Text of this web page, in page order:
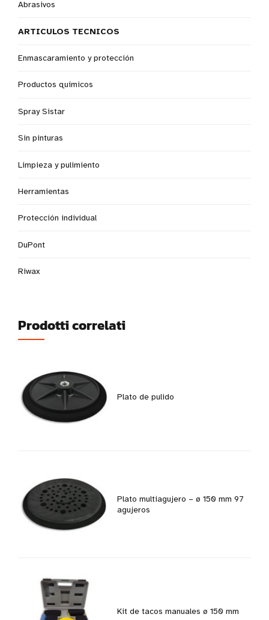
Abrasivos
ARTICULOS TECNICOS
Enmascaramiento y protección
Productos químicos
Spray Sistar
Sin pinturas
Limpieza y pulimiento
Herramientas
Protección individual
DuPont
Riwax
Prodotti correlati
Plato de pulido
Plato multiagujero – ø 150 mm 97
agujeros
Kit de tacos manuales ø 150 mm